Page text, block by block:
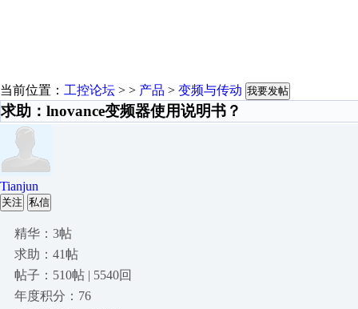
当前位置： 工控论坛 > > 产品 > 变频与传动 我要发帖
求助：lnovance变频器使用说明书？
Tianjun
关注 私信
精华：3帖
求助：41帖
帖子：510帖 | 5540回
年度积分：76